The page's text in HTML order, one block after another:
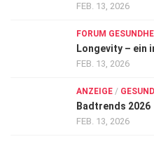
FEB. 13, 2026
FORUM
Longevity – ein
FEB. 13, 2026
ANZEIGE /
Badtrends 2026
FEB. 13, 2026